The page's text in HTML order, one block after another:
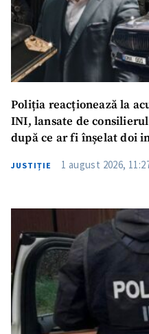
Poliția reacționează la
INI, lansate de
după ce ar fi înșelat doi
JUSTIȚIE 1 august 2026,